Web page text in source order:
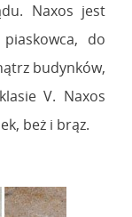
Naxos jest
do
budynków,
V. Naxos
beż i brąz.